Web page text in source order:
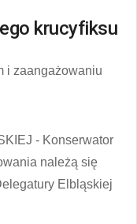
krucyfiksu
i zaangażowaniu
- Konserwator
należą się
Elbląskiej